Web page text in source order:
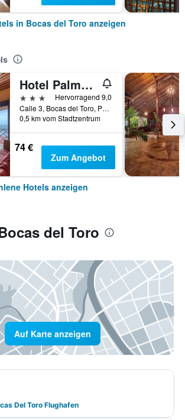
in Bocas del Toro anzeigen
Hotel Palma Royale
3 Sterne
Hervorragend 9,0
Calle 3, Bocas del Toro, Panama
0,5 km vom Stadtzentrum
74 €
Zum Angebot
Hotels anzeigen
del Toro
Auf Karte anzeigen
Del Toro Flughafen